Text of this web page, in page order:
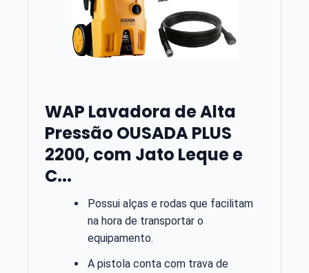
WAP Lavadora de Alta
Pressão OUSADA PLUS
2200, com Jato Leque e
C...
Possui alças e rodas que facilitam
na hora de transportar o
equipamento.
A pistola conta com trava de